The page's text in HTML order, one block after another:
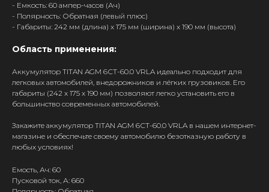
- Емкость: 60 ампер-часов (Ач)
- Полярность: Обратная (левый плюс)
- Габариты: 242 мм (длина) x 175 мм (ширина) x 190 мм (высота)
Область применения:
Аккумулятор TITAN AGM 6СТ-60.0 VRLA идеально подходит для
легковых автомобилей, внедорожников и лёгких грузовиков. Его
габариты (242 x 175 x 190 мм) позволяют легко установить его в
большинство современных автомобилей.
Закажите аккумулятор TITAN AGM 6СТ-60.0 VRLA в нашем интернет-
магазине и обеспечьте своему автомобилю безотказную работу в
любых условиях!
Емость, Ач: 60
Пусковой ток, А: 660